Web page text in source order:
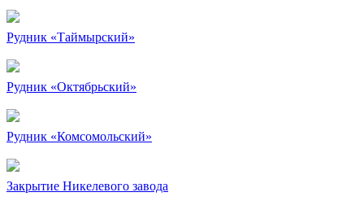
Рудник «Таймырский»
Рудник «Октябрьский»
Рудник «Комсомольский»
Закрытие Никелевого завода